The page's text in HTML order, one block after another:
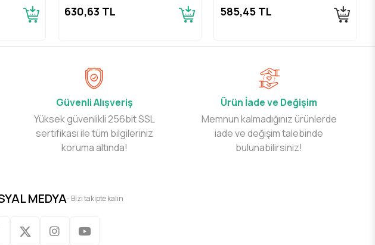
630,63 TL 585,45 TL
Güvenli Alışveriş
Yüksek güvenlikli 256bit SSL
sertifikası ile tüm bilgileriniz
koruma altında!
Ürün İade ve Değişim
Memnun kalmadığınız ürünlerde
iade ve değişim talebinde
bulunabilirsiniz!
MEDYA- Bizi takipte kalın